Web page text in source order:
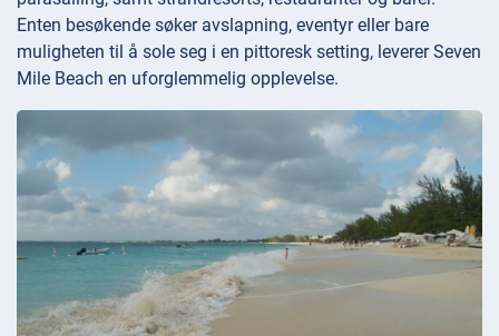
Enten besøkende søker avslapning, eventyr eller bare
muligheten til å sole seg i en pittoresk setting, leverer Seven
Mile Beach en uforglemmelig opplevelse.